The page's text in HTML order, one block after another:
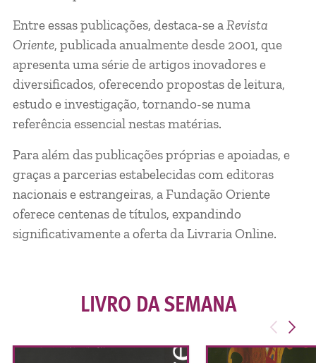
Entre essas publicações, destaca-se aRevista
Oriente, publicada anualmente desde 2001, que
apresenta uma série de artigos inovadores e
diversificados, oferecendo propostas de leitura,
estudo e investigação, tornando-se numa
referência essencial nestas matérias.
Para além das publicações próprias e apoiadas, e
graças a parcerias estabelecidas com editoras
nacionais e estrangeiras, a Fundação Oriente
oferece centenas de títulos, expandindo
significativamente a oferta da Livraria Online.
LIVRO DA SEMANA
< >